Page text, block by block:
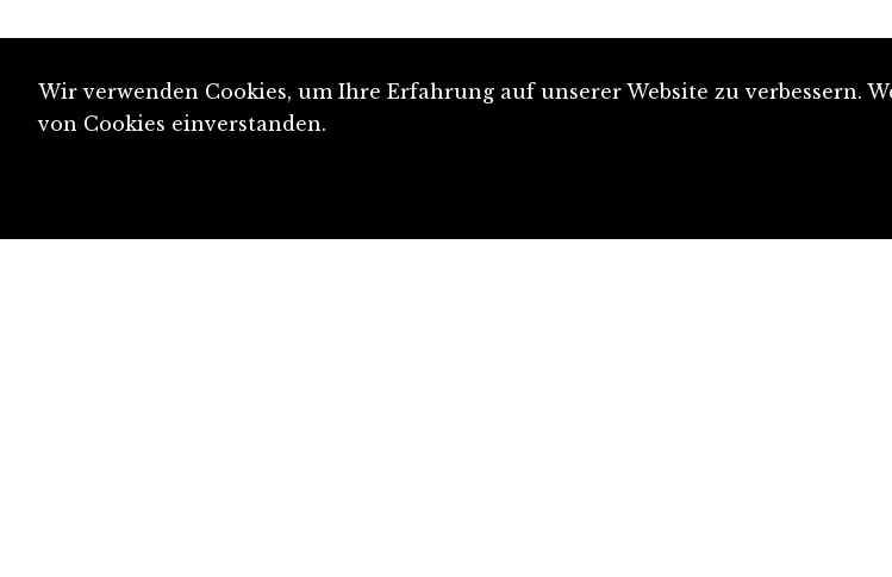
Wir verwenden Cookies, um Ihre Erfahrung auf unserer Website zu verbessern.
von Cookies einverstanden.